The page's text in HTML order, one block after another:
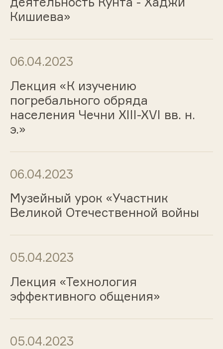
Кишиева»
06.04.2023
Лекция «К изучению
погребального обряда
населения Чечни XIII-XVI вв. н.
э.»
06.04.2023
Музейный урок «Участник
Великой Отечественной войны
05.04.2023
Лекция «Технология
эффективного общения»
05.04.2023